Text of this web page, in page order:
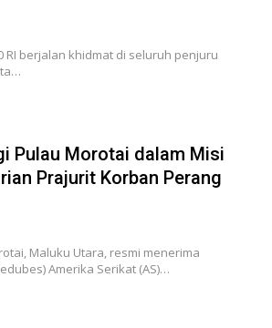
RI berjalan khidmat di seluruh penjuru
Pulau Morotai dalam Misi
Prajurit Korban Perang
Maluku Utara, resmi menerima
Amerika Serikat (AS)…